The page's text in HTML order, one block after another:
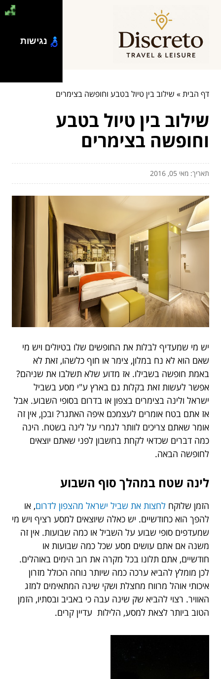
דף הבית» שילוב בין טיול בטבע וחופשה בצימרים
שילוב בין טיול בטבע
וחופשה בצימרים
תאריך: מאי 05, 2016
יש מי שמעדיף לבלות את החופשים שלו בטיולים ויש מי
שאם הוא לא נח במלון, צימר או חוף כלשהו, זאת לא
באמת חופשה בשבילו. אז מדוע שלא תשלבו את שניהם?
אפשר לעשות זאת בקלות גם בארץ ע"י מסע בשביל
ישראל ולינה בצימרים בצפון או בדרום בסופי השבוע. אבל
אז אתם בטח אומרים לעצמכם איפה האתגר? ובכן, אין זה
אומר שאתם צריכים לוותר לגמרי על לינה בשטח. הינה
כמה דברים שכדאי לקחת בחשבון לפני שאתם יוצאים
לחופשה הבאה.
לינה שטח במהלך סוף השבוע
הזמן שלוקח לחצות את שביל ישראל מהצפון לדרום, או
להפך הוא כחודשיים. יש כאלה שיוצאים למסע רציף ויש מי
שמעדפים סופי שבוע על השביל או כמה שבועות. אין זה
משנה אם אתם עושים מסע שכל כמה שבועות או
חודשיים, אתם תלונו בכל מקרה את רוב הימים באוהלים.
לכן מומלץ להביא ערכה כמה שיותר נוחה הכולל מזרון
איכותי אוהל מרווח מחצלת ושקי שינה המתאימים למזג
האוויר. רצוי להביא שק שינה עבה כי באביב ובסתיו, הזמן
הטוב ביותר לצאת למסע, הלילות עדיין קרים.
נגישות